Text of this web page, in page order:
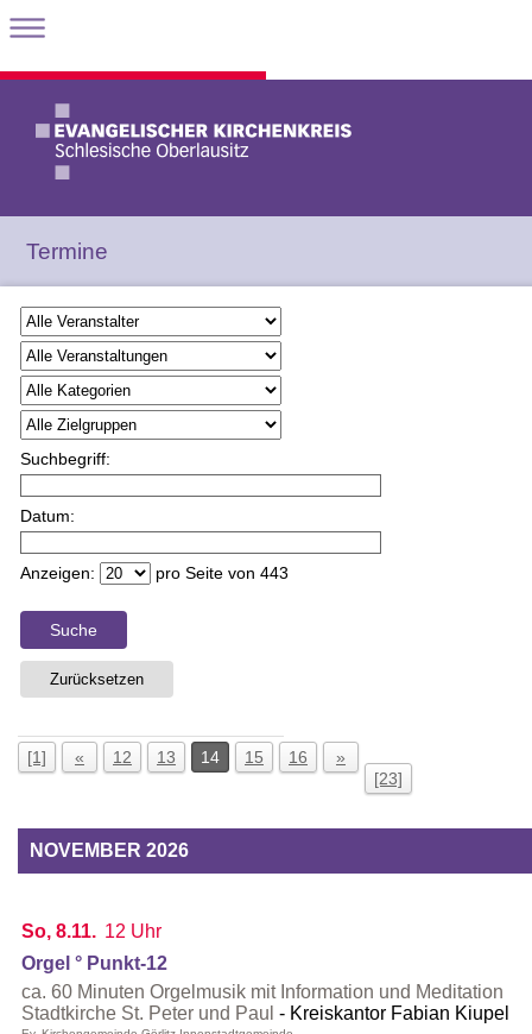
Termine
Suchbegriff:
Datum:
Anzeigen: pro Seite von 443
Suche
Zurücksetzen
[1] « 12 13 14 15 16
»
[23]
NOVEMBER 2026
So, 8.11. 12 Uhr
Orgel ° Punkt-12
ca. 60 Minuten Orgelmusik mit Information und Meditation
Stadtkirche St. Peter und Paul
Kreiskantor Fabian Kiupel